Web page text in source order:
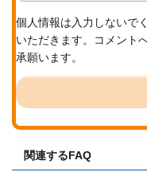
個人情報は入力しないで
いただきます。コメント
承願います。
関連するFAQ